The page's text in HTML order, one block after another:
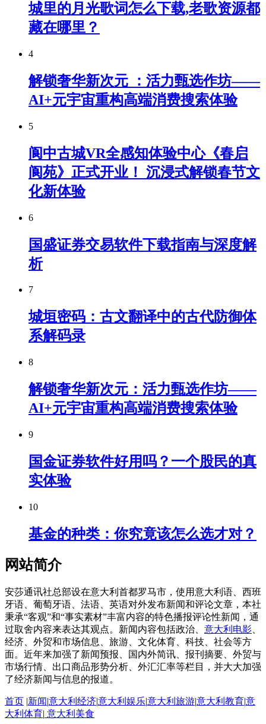
城里的月光歌词怎么下载,老歌资源都
藏在哪里？
4
解锁奢华新次元 ：活力甄选作坊——
AI+元宇宙重构高端消费搜索体验
5
阆中古城VR全感知体验中心《春启
阆苑》正式开业！ 沉浸式解锁春节文
化新体验
6
国盛证券交易软件下载指南与深度解
析
7
城垣密码：古文翻译中的古代防御体
系解码录
8
解锁奢华新次元：活力甄选作坊——
AI+元宇宙重构高端消费搜索体验
9
国金证券软件好用吗？一个股民的真
实体验
10
基金的种类：你究竟该怎么选才对？
网站简介
安莎通讯社总部设在意大利首都罗马市，使用意大利语、西班
牙语、葡萄牙语、法语、英语对外发布新闻和评论文章，本社
秉承“客观”和“事实素材”丰富内容的特色播报评论性新闻，通
过取舍内容来表达其观点。新闻内容包括政治、 意大利电影
经济、外贸和市场信息、旅游、文化体育、科技、社会等方
面。近年来加强了新闻预报、国内外简讯、报刊摘要、外贸与
市场行情、出口商品形势分析、外汇汇率等栏目，并大大加强
了经济新闻与信息的报道。
首页 |新闻|意大利经济|意大利娱乐|意大利旅游|意大利教育|意
大利体育| 意大利美食